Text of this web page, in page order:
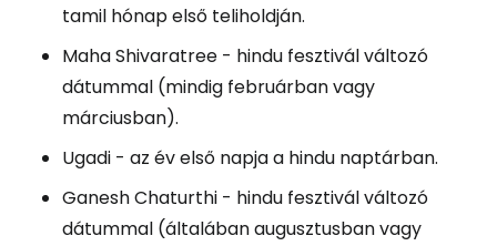
tamil hónap első teliholdján.
Maha Shivaratree - hindu fesztivál változó
dátummal (mindig februárban vagy
márciusban).
Ugadi - az év első napja a hindu naptárban.
Ganesh Chaturthi - hindu fesztivál változó
dátummal (általában augusztusban vagy